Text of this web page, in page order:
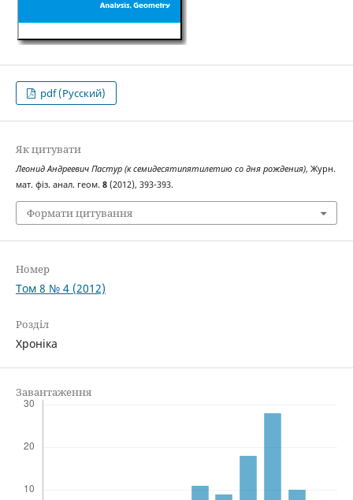
pdf (Русский)
Як цитувати
Леонид Андреевич Пастур (к семидесятипятилетию со дня рождения), Журн.
мат. фіз. анал. геом. 8(2012), 393-393.
Формати цитування
Номер
Том 8 № 4 (2012)
Розділ
Хроніка
Завантаження